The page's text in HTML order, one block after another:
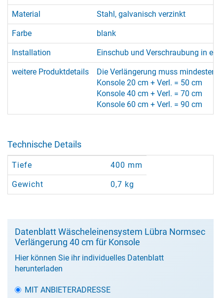
Material Stahl, galvanisch verzinkt
Farbe blank
Installation Einschub und Verschraubung in
weitere Produktdetails
Die Verlängerung muss
Konsole 20 cm + Verl. = 50 cm
Konsole 40 cm + Verl. = 70 cm
Konsole 60 cm + Verl. = 90 cm
Technische Details
Tiefe 400 mm
Gewicht 0,7 kg
Datenblatt Wäscheleinensystem Lübra Normsec
Verlängerung 40 cm für Konsole
Hier können Sie ihr individuelles Datenblatt
herunterladen
MIT ANBIETERADRESSE